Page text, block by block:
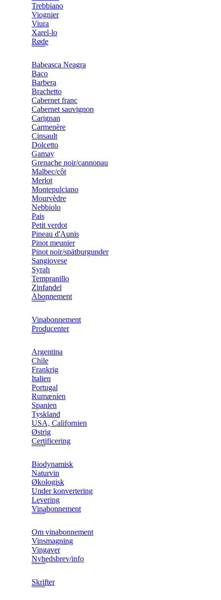
Trebbiano
Viognier
Viura
Xarel-lo
Røde
Babeasca Neagra
Baco
Barbera
Brachetto
Cabernet franc
Cabernet sauvignon
Carignan
Carmenère
Cinsault
Dolcetto
Gamay
Grenache noir/cannonau
Malbec/côt
Merlot
Montepulciano
Mourvèdre
Nebbiolo
Pais
Petit verdot
Pineau d'Aunis
Pinot meunier
Pinot noir/spätburgunder
Sangiovese
Syrah
Tempranillo
Zinfandel
Abonnement
Vinabonnement
Producenter
Argentina
Chile
Frankrig
Italien
Portugal
Rumænien
Spanien
Tyskland
USA, Californien
Østrig
Certificering
Biodynamisk
Naturvin
Økologisk
Under konvertering
Levering
Vinabonnement
Om vinabonnement
Vinsmagning
Vingaver
Nyhedsbrev/info
Skrifter